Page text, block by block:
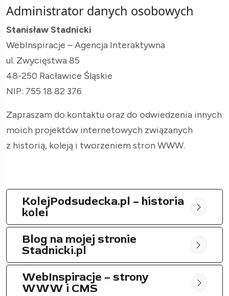
Administrator danych osobowych
Stanisław Stadnicki
WebInspiracje – Agencja Interaktywna
ul. Zwycięstwa 85
48-250 Racławice Śląskie
NIP: 755 18 82 376
Zapraszam do kontaktu oraz do odwiedzenia innych
moich projektów internetowych związanych
z historią, koleją i tworzeniem stron WWW.
KolejPodsudecka.pl – historia
kolei
Blog na mojej stronie
Stadnicki.pl
WebInspiracje – strony
WWW i CMS